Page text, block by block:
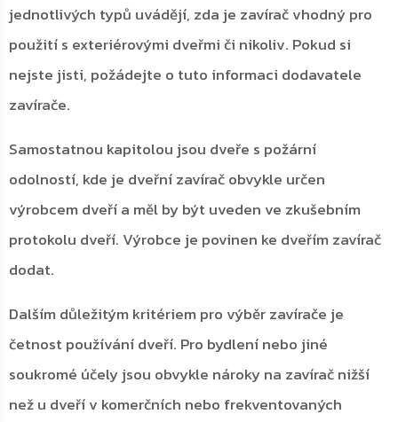
jednotlivých typů uvádějí, zda je zavírač vhodný pro
použití s exteriérovými dveřmi či nikoliv. Pokud si
nejste jisti, požádejte o tuto informaci dodavatele
zavírače.
Samostatnou kapitolou jsou dveře s požární
odolností, kde je dveřní zavírač obvykle určen
výrobcem dveří a měl by být uveden ve zkušebním
protokolu dveří. Výrobce je povinen ke dveřím zavírač
dodat.
Dalším důležitým kritériem pro výběr zavírače je
četnost používání dveří. Pro bydlení nebo jiné
soukromé účely jsou obvykle nároky na zavírač nižší
než u dveří v komerčních nebo frekventovaných